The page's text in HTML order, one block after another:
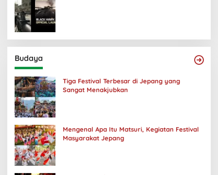
Budaya
Tiga Festival Terbesar di Jepang yang
Sangat Menakjubkan
Mengenal Apa Itu Matsuri, Kegiatan Festival
Masyarakat Jepang